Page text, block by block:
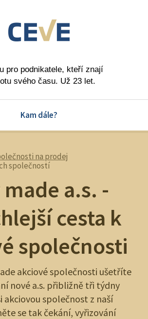
pro podnikatele, kteří znají
svého času. Už 23 let.
Kam dále?
na prodej
společností
a.s. -
cesta k
společnosti
akciové společnosti ušetříte
nové a.s. přibližně tři týdny
akciovou společnost z naší
se tak čekání, vyřizování